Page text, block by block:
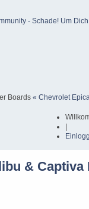
- Schade! Um
Boards « Chevrolet